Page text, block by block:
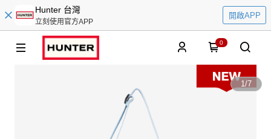
Hunter 台灣
立刻使用官方APP
開啟APP
0
1/7